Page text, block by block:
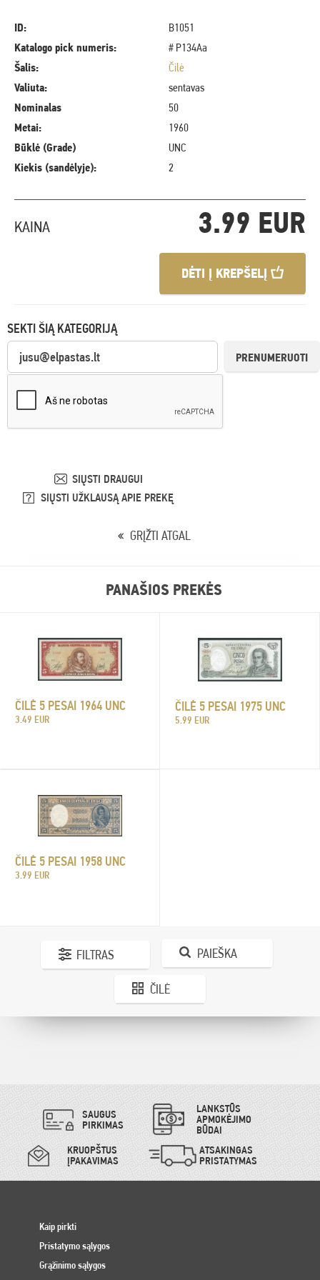
ID:
B1051
Katalogo pick numeris:
# P134Aa
Šalis:
Čilė
Valiuta:
sentavas
Nominalas
50
Metai:
1960
Būklė (Grade)
UNC
Kiekis (sandėlyje):
2
KAINA 3.99 EUR
DĖTI Į KREPŠELĮ
SEKTI ŠIĄ KATEGORIJĄ
PRENUMERUOTI
SIŲSTI DRAUGUI
SIŲSTI UŽKLAUSĄ APIE PREKĘ
GRĮŽTI ATGAL
PANAŠIOS PREKĖS
ČILĖ 5 PESAI 1964 UNC
3.49 EUR
ČILĖ 5 PESAI 1975 UNC
5.99 EUR
ČILĖ 5 PESAI 1958 UNC
3.99 EUR
FILTRAS PAIEŠKA
ČILĖ
SAUGUS
PIRKIMAS
LANKSTŪS
APMOKĖJIMO
BŪDAI
KRUOPŠTUS
ĮPAKAVIMAS
ATSAKINGAS
PRISTATYMAS
Kaip pirkti
Pristatymo sąlygos
Grąžinimo sąlygos